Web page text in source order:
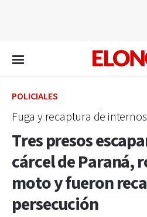
POLICIALES
Fuga y recaptura de
Tres presos
cárcel de Paraná,
moto y fueron
persecución